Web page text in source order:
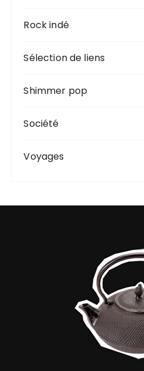
Rock indé
Sélection de liens
Shimmer pop
Société
Voyages